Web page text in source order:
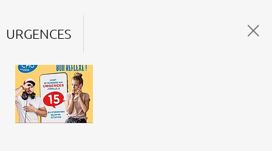
URGENCES